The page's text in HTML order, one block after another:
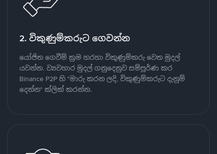
2. විකුණුම්කරුට ගෙවන්න
යෝජිත ගෙවීම් ක්‍රම හරහා විකුණුම්කරු වෙත මුදල්
යවන්න. ව්‍යවහාර මුදල් ගනුදෙනුව සම්පූර්ණ කර
Binance P2P හි "මාරු කරන ලදි, විකුණුම්කරුට දැනුම්
දෙන්න" ක්ලික් කරන්න.